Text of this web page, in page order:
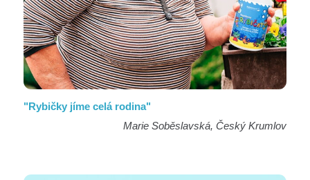
"Rybičky jíme celá rodina"
Marie Soběslavská, Český Krumlov